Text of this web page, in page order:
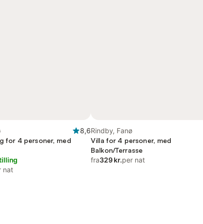
8,6
for 4 personer, med
nat
Rindby, Fanø
Villa for 4 personer, med
Balkon/Terrasse
fra329 kr.per nat